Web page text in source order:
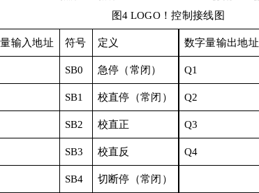
图4 LOGO ！控制接线 图
输入地址 符号 定义 数字量输出地址
SB0 急停（常闭） Q1
SB1 校直停（常闭） Q2
SB2 校直正 Q3
SB3 校直反 Q4
SB4 切断停（常闭）